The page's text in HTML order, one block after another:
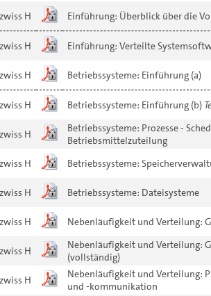
H Einführung: Überblick über die
H Einführung: Verteilte
H Betriebssysteme: Einführung (a)
H Betriebssysteme: Einführung (b)
H
Betriebssysteme: Prozesse -
Betriebsmittelzuteilung
H Betriebssysteme:
H Betriebssysteme: Dateisysteme
H Nebenläufigkeit und Verteilung:
H
Nebenläufigkeit und Verteilung:
(vollständig)
H
Nebenläufigkeit und Verteilung:
und -kommunikation